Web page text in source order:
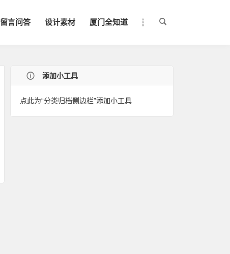
留言问答 设计素材 厦门全知道
添加小工具
点此为“分类归档侧边栏”添加小工具